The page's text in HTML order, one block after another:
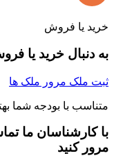
خرید یا فروش
به دنبال خرید یا
ثبت ملک مرور ملک ها
متناسب با بودجه شما
با کارشناسان ما
مرور کنید